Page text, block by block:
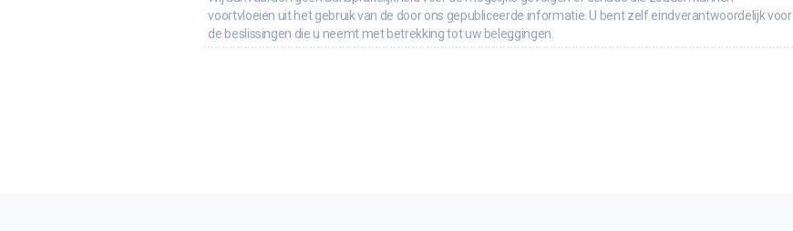
voortvloeien uit het gebruik van de door ons gepubliceerde informatie. U bent zelf eindverantwoordelijk voor
de beslissingen die u neemt met betrekking tot uw beleggingen.